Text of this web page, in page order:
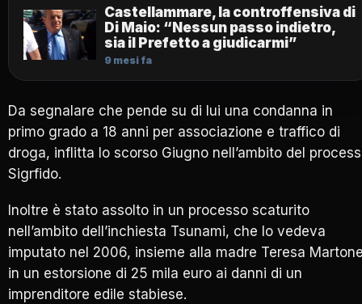
Castellammare, la controffensiva di
Di Maio: “Nessun passo indietro,
sia il Prefetto a giudicarmi”
9 mesi fa
Da segnalare che pende su di lui una condanna in
primo grado a 18 anni per associazione e traffico di
droga, inflitta lo scorso Giugno nell’ambito del
Sigrfido.
Inoltre è stato assolto in un processo scaturito
nell’ambito dell’inchiesta Tsunami, che lo vedeva
imputato nel 2006, insieme alla madre Teresa
in un estorsione di 25 mila euro ai danni di un
imprenditore edile stabiese.